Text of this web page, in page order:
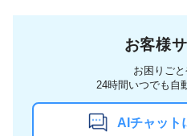
お客様
お困りご
24時間いつでも自
AIチャット